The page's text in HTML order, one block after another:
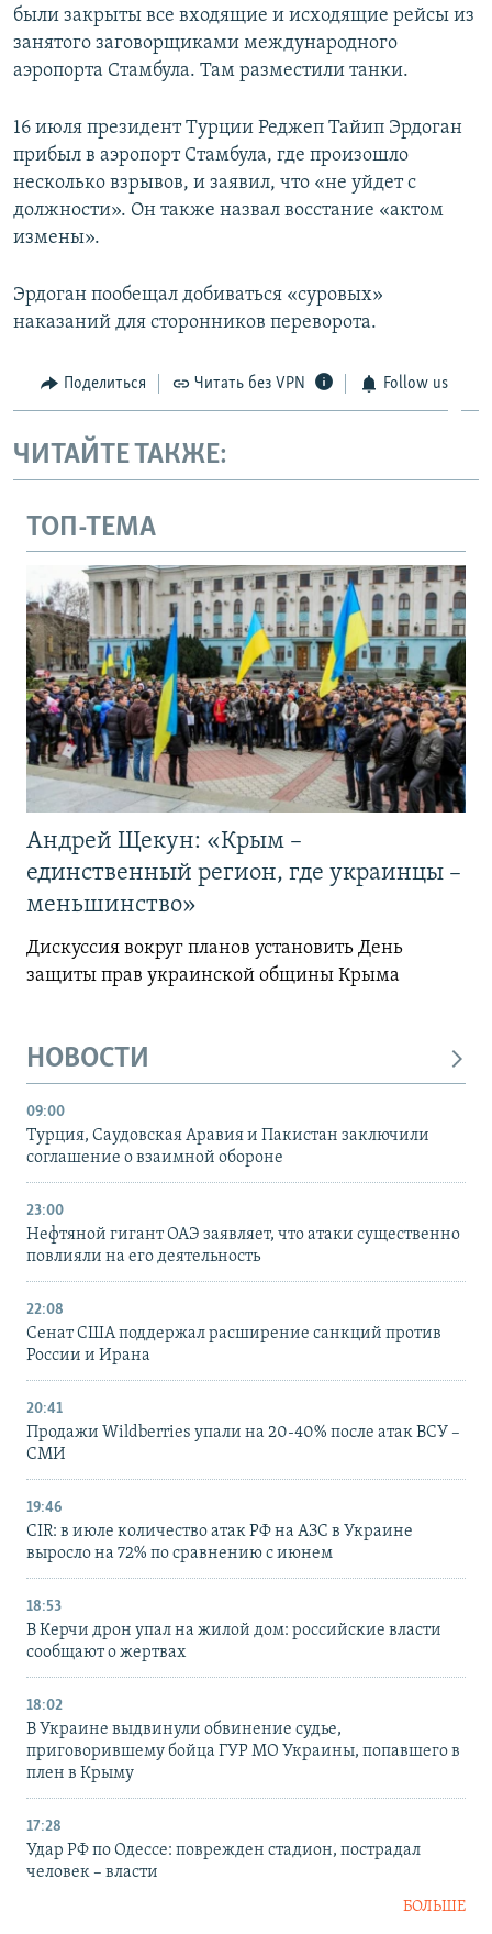
были закрыты все входящие и исходящие рейсы из
занятого заговорщиками международного
аэропорта Стамбула. Там разместили танки.
16 июля президент Турции Реджеп Тайип Эрдоган
прибыл в аэропорт Стамбула, где произошло
несколько взрывов, и заявил, что «не уйдет с
должности». Он также назвал восстание «актом
измены».
Эрдоган пообещал добиваться «суровых»
наказаний для сторонников переворота.
Поделиться Читать без VPN Follow us
ЧИТАЙТЕ ТАКЖЕ:
ТОП-ТЕМА
Андрей Щекун: «Крым –
единственный регион, где украинцы –
меньшинство»
Дискуссия вокруг планов установить День
защиты прав украинской общины Крыма
НОВОСТИ
09:00
Турция, Саудовская Аравия и Пакистан заключили
соглашение о взаимной обороне
23:00
Нефтяной гигант ОАЭ заявляет, что атаки существенно
повлияли на его деятельность
22:08
Сенат США поддержал расширение санкций против
России и Ирана
20:41
Продажи Wildberries упали на 20-40% после атак ВСУ –
СМИ
19:46
CIR: в июле количество атак РФ на АЗС в Украине
выросло на 72% по сравнению с июнем
18:53
В Керчи дрон упал на жилой дом: российские власти
сообщают о жертвах
18:02
В Украине выдвинули обвинение судье,
приговорившему бойца ГУР МО Украины, попавшего в
плен в Крыму
17:28
Удар РФ по Одессе: поврежден стадион, пострадал
человек – власти
БОЛЬШЕ